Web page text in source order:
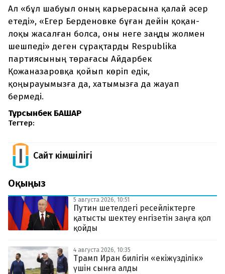
Ал «бұл шабуыл оның карьерасына қалай әсер
етеді», «Егер Берденовке бұған дейін қоқан-
лоқы жасалған болса, оны неге заңды жолмен
шешпеді» деген сұрақтарды Respublika
партиясының төрағасы Айдарбек
Қожаназаровқа қойып көріп едік,
қоңырауымызға да, хатымызға да жауап
бермеді.
Тұрсынбек БАШАР
Тегтер:
Сайт Әкімшілігі
Оқыңыз
5 августа 2026, 10:51
Путин шетелдегі ресейліктерге
қатысты шектеу енгізетін заңға қол
қойды
4 августа 2026, 10:35
Трамп Иран билігін «екіжүзділік»
үшін сынға алды